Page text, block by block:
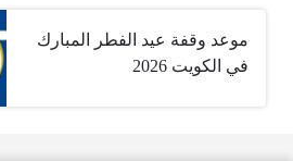
موعد وقفة عيد الفطر المبارك
في الكويت 2026